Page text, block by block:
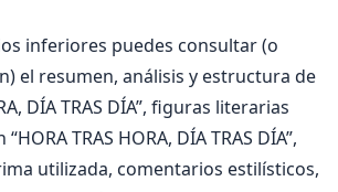
inferiores puedes consultar (o
el resumen, análisis y estructura de
DÍA TRAS DÍA”, figuras literarias
TRAS HORA, DÍA TRAS DÍA”,
utilizada, comentarios estilísticos,